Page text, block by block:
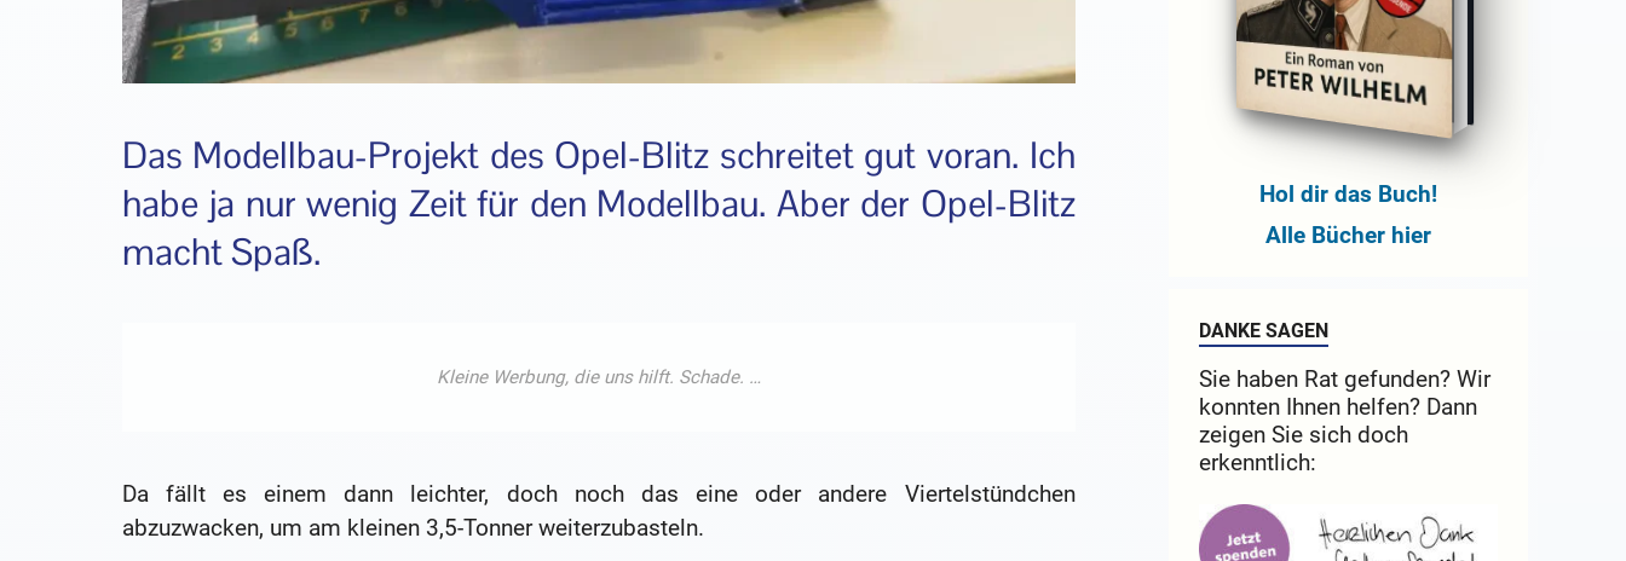
Das Modellbau-Projekt des Opel-Blitz schreitet gut voran. Ich
habe ja nur wenig Zeit für den Modellbau. Aber der Opel-Blitz
macht Spaß.
Da fällt es einem dann leichter, doch noch das eine oder andere Viertelstündchen
abzuzwacken, um am kleinen 3,5-Tonner weiterzubasteln.
Hol dir das Buch!
Alle Bücher hier
DANKE SAGEN
Sie haben Rat gefunden? Wir
konnten Ihnen helfen? Dann
zeigen Sie sich doch
erkenntlich: